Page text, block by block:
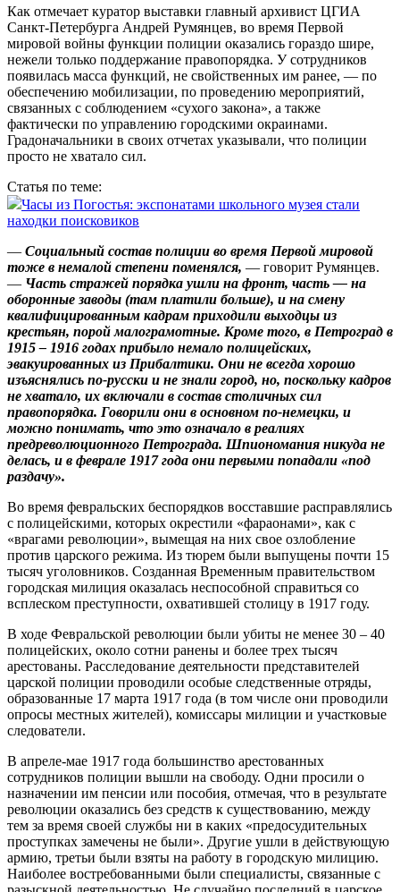
Как отмечает куратор выставки главный архивист ЦГИА
Санкт-Петербурга Андрей Румянцев, во время Первой
мировой войны функции полиции оказались гораздо шире,
нежели только поддержание правопорядка. У сотрудников
появилась масса функций, не свойственных им ранее, — по
обеспечению мобилизации, по проведению мероприятий,
связанных с соблюдением «сухого закона», а также
фактически по управлению городскими окраинами.
Градоначальники в своих отчетах указывали, что полиции
просто не хватало сил.
Статья по теме:
Часы из Погостья: экспонатами школьного музея стали
находки поисковиков
— Социальный состав полиции во время Первой мировой
тоже в немалой степени поменялся, — говорит Румянцев.
— Часть стражей порядка ушли на фронт, часть — на
оборонные заводы (там платили больше), и на смену
квалифицированным кадрам приходили выходцы из
крестьян, порой малограмотные. Кроме того, в Петроград в
1915 – 1916 годах прибыло немало полицейских,
эвакуированных из Прибалтики. Они не всегда хорошо
изъяснялись по‑русски и не знали город, но, поскольку кадров
не хватало, их включали в состав столичных сил
правопорядка. Говорили они в основном по‑немецки, и
можно понимать, что это означало в реалиях
предреволюционного Петрограда. Шпиономания никуда не
делась, и в феврале 1917 года они первыми попадали «под
раздачу».
Во время февральских беспорядков восставшие расправлялись
с полицейскими, которых окрес­тили «фараонами», как с
«врагами революции», вымещая на них свое озлобление
против царского режима. Из тюрем были выпущены почти 15
тысяч уголовников. Созданная Временным правительством
городская милиция оказалась неспособной справиться со
всплеском преступности, охватившей столицу в 1917 году.
В ходе Февральской революции были убиты не менее 30 – 40
полицейских, около сотни ранены и более трех тысяч
арестованы. Расследование деятельности представителей
царской полиции проводили особые следственные отряды,
образованные 17 марта 1917 года (в том числе они проводили
опросы местных жителей), комиссары милиции и участковые
следователи.
В апреле-мае 1917 года большинство арестованных
сотрудников полиции вышли на свободу. Одни просили о
назначении им пенсии или пособия, отмечая, что в результате
революции оказались без средств к существованию, между
тем за время своей службы ни в каких «предосудительных
проступках замечены не были». Другие ушли в действующую
армию, третьи были взяты на работу в городскую милицию.
Наиболее востребованными были специалисты, связанные с